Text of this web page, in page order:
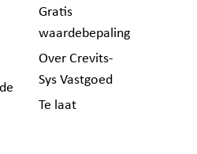
Gratis
waardebepaling
Over Crevits-
Sys Vastgoed
Te laat